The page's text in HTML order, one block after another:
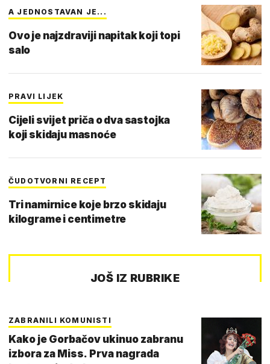
A JEDNOSTAVAN JE...
Ovo je najzdraviji napitak koji topi
salo
PRAVI LIJEK
Cijeli svijet priča o dva sastojka
koji skidaju masnoće
ČUDOTVORNI RECEPT
Tri namirnice koje brzo skidaju
kilograme i centimetre
JOŠ IZ RUBRIKE
ZABRANILI KOMUNISTI
Kako je Gorbačov ukinuo zabranu
izbora za Miss. Prva nagrada